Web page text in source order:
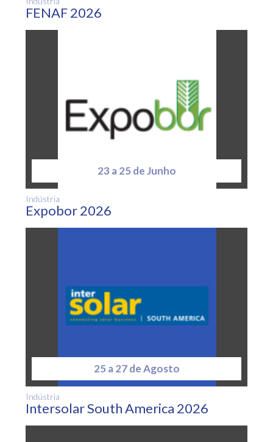
FENAF 2026
23 a 25 de Junho
Indústria
Expobor 2026
25 a 27 de Agosto
Indústria
Intersolar South America 2026